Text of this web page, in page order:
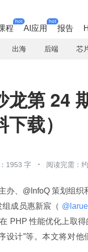
程
hot
AI应用
hot
报告
出海 后端 芯
龙第 24
载）
1953 字 阅读完需：
办、@InfoQ 策划组织
成员惠新宸（
PHP 性能优化上取
设计”等。本文将对